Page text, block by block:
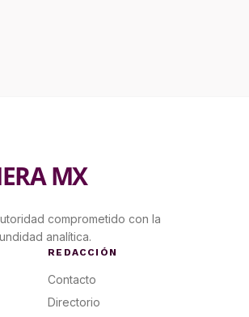
MX
comprometido con la
analítica.
REDACCIÓN
Contacto
Directorio